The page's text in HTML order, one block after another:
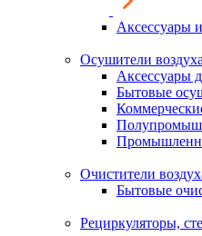
Аксессуары
Осушители воздуха
Аксессуары
Бытовые
Очистители
Бытовые
Рециркуляторы,